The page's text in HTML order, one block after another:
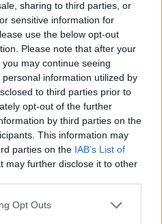
sharing to third parties, or
sensitive information for
use the below opt-out
Please note that after your
may continue seeing
information utilized by
to third parties prior to
opt-out of the further
by third parties on the
This information may
parties on the IAB’s List of
may further disclose it to other
uses one or more Google
Opt Outs
εδώ
Ζέστη και
άνεμοι, με ριπές που
φτάνουν τα 80 χλμ/
«Red Code» σε 6
για κίνδυνο